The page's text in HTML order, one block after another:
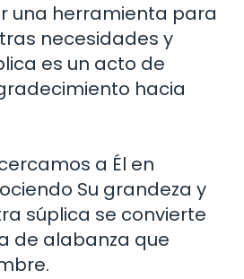
una herramienta para
necesidades y
es un acto de
hacia
a Él en
Su grandeza y
súplica se convierte
de alabanza que